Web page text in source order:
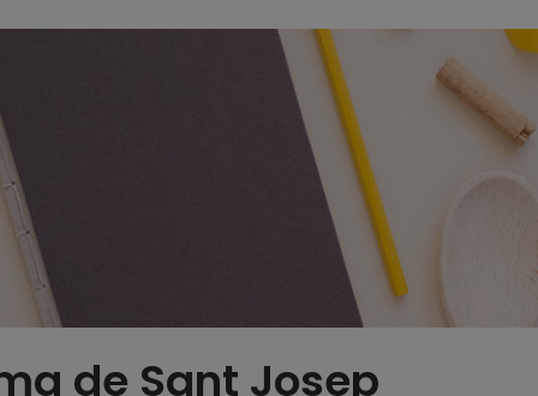
de Sant Josep